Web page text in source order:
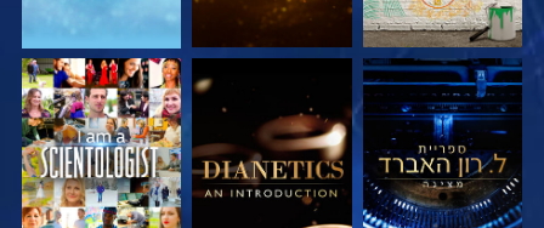
בדוק את הסדרה בדוק את הסדרה צפה